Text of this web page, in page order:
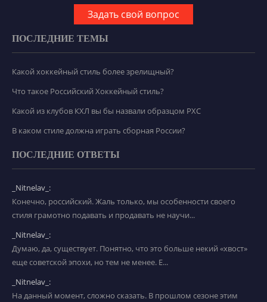
Задать свой вопрос
ПОСЛЕДНИЕ ТЕМЫ
Какой хоккейный стиль более зрелищный?
Что такое Российский Хоккейный стиль?
Какой из клубов КХЛ вы бы назвали образцом РХС
В каком стиле должна играть сборная России?
ПОСЛЕДНИЕ ОТВЕТЫ
_Nitnelav_:
Конечно, российский. Жаль только, мы особенности своего
стиля грамотно подавать и продавать не научи...
_Nitnelav_:
Думаю, да, существует. Понятно, что это больше некий «хвост»
еще советской эпохи, но тем не менее. Е...
_Nitnelav_:
На данный момент, сложно сказать. В прошлом сезоне этим